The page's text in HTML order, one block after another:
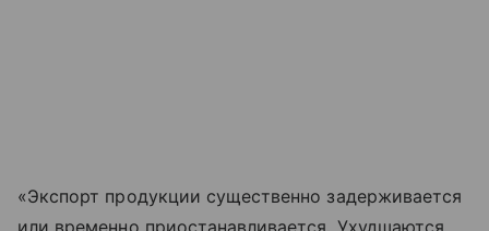
«Экспорт продукции существенно задерживается